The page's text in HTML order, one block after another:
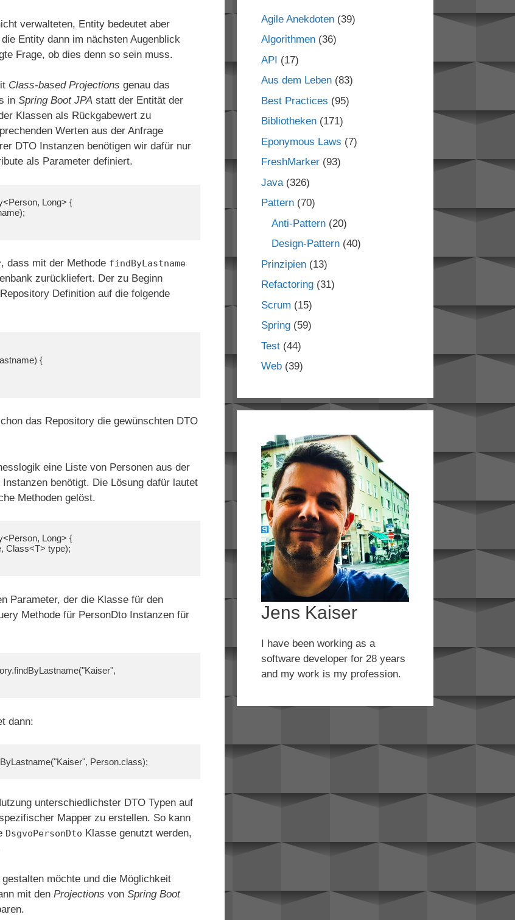
verwalteten, Entity bedeutet aber
Entity dann im nächsten Augenblick
Frage, ob dies denn so sein muss.
Class-based Projections genau das
inSpring Boot JPA statt der Entität der
Klassen als Rückgabewert zu
Werten aus der Anfrage
DTO Instanzen benötigen wir dafür nur
als Parameter definiert.
Long> {
, dass mit der Methode findByLastname
zurückliefert. Der zu Beginn
Definition auf die folgende
{
das Repository die gewünschten DTO
eine Liste von Personen aus der
benötigt. Die Lösung dafür lautet
Methoden gelöst.
Long> {
Parameter, der die Klasse für den
Methode für PersonDto Instanzen für
dann:
Person.class);
unterschiedlichster DTO Typen auf
Mapper zu erstellen. So kann
DsgvoPersonDto Klasse genutzt werden,
möchte und die Möglichkeit
mit denProjections vonSpring Boot
Agile Anekdoten (39)
Algorithmen (36)
API (17)
Aus dem Leben (83)
Best Practices (95)
Bibliotheken (171)
Eponymous Laws (7)
FreshMarker (93)
Java (326)
Pattern (70)
Anti-Pattern (20)
Design-Pattern (40)
Prinzipien (13)
Refactoring (31)
Scrum (15)
Spring (59)
Test (44)
Web (39)
Jens Kaiser
I have been working as a
software developer for 28 years
and my work is my profession.